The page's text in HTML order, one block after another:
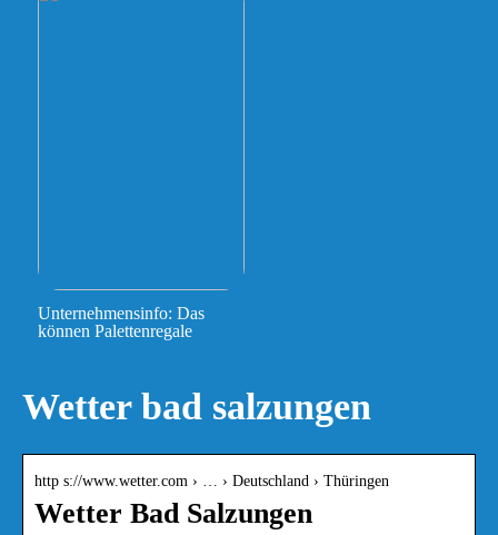
Unternehmensinfo: Das
können Palettenregale
Wetter bad salzungen
http s://www.wetter.com › … › Deutschland › Thüringen
Wetter Bad Salzungen